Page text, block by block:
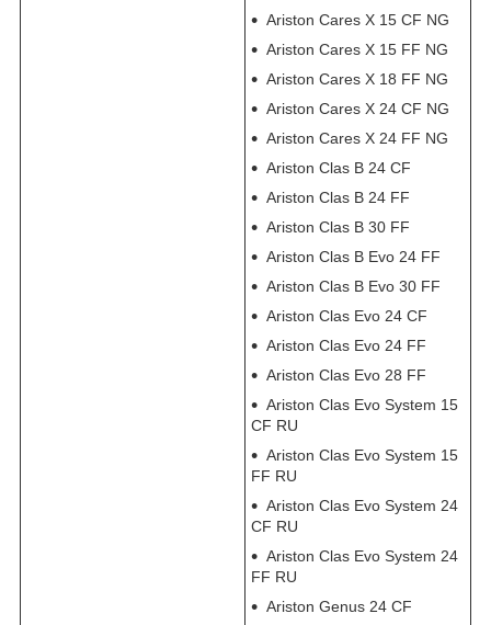
Ariston Cares X 15 CF NG
Ariston Cares X 15 FF NG
Ariston Cares X 18 FF NG
Ariston Cares X 24 CF NG
Ariston Cares X 24 FF NG
Ariston Clas B 24 CF
Ariston Clas B 24 FF
Ariston Clas B 30 FF
Ariston Clas B Evo 24 FF
Ariston Clas B Evo 30 FF
Ariston Clas Evo 24 CF
Ariston Clas Evo 24 FF
Ariston Clas Evo 28 FF
Ariston Clas Evo System 15
CF RU
Ariston Clas Evo System 15
FF RU
Ariston Clas Evo System 24
CF RU
Ariston Clas Evo System 24
FF RU
Ariston Genus 24 CF